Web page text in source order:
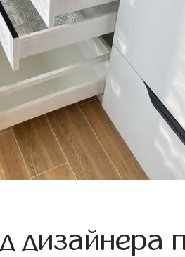
дизайнера